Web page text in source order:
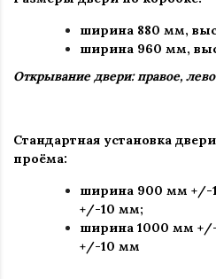
ширина 880 мм,
ширина 960 мм,
Открывание двери: правое,
Стандартная установка
проёма:
ширина 900 мм +/-
+/-10 мм;
ширина 1000 мм
+/-10 мм